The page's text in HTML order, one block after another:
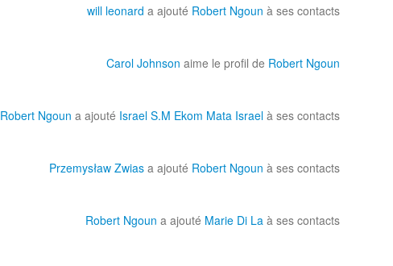
will leonard a ajouté Robert Ngoun à ses contacts
Carol Johnson aime le profil de Robert Ngoun
Robert Ngoun a ajouté Israel S.M Ekom Mata Israelà ses contacts
Przemysław Zwias a ajouté Robert Ngoun à ses contacts
Robert Ngoun a ajouté Marie Di La à ses contacts